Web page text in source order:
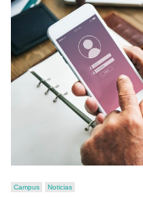
Campus Noticias